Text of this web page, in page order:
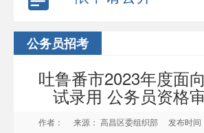
公务员招考
吐鲁番市2023年度面
试录用 公务员资格
作者： 来源： 高昌区委组织部 发布时